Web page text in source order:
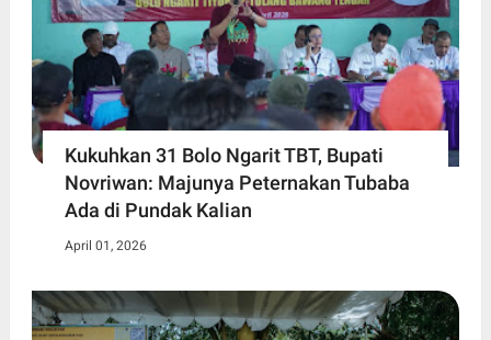
Kukuhkan 31 Bolo Ngarit TBT, Bupati
Novriwan: Majunya Peternakan Tubaba
Ada di Pundak Kalian
April 01, 2026